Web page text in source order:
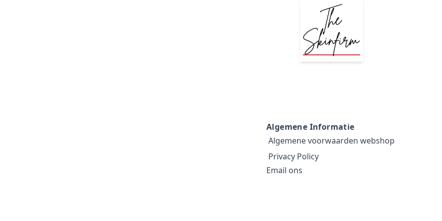
Algemene Informatie
Algemene voorwaarden webshop
Privacy Policy
Email ons